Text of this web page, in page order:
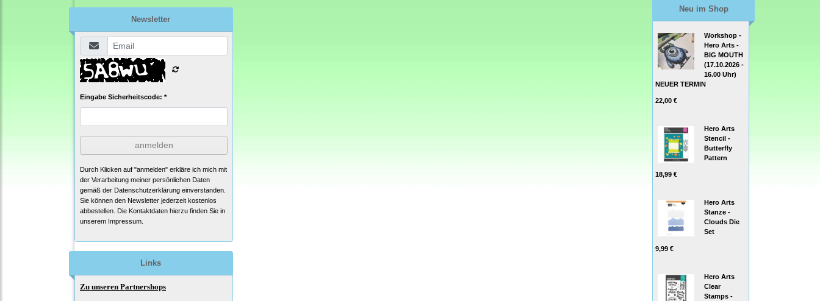
Newsletter
Eingabe Sicherheitscode: *
anmelden
Durch Klicken auf "anmelden" erkläre ich mich mit
der Verarbeitung meiner persönlichen Daten
gemäß der Datenschutzerklärung einverstanden.
Sie können den Newsletter jederzeit kostenlos
abbestellen. Die Kontaktdaten hierzu finden Sie in
unserem Impressum.
Links
Zu unseren Partnershops
Neu im Shop
Workshop -
Hero Arts -
BIG MOUTH
(17.10.2026 -
16.00 Uhr)
NEUER TERMIN
22,00 €
Hero Arts
Stencil -
Butterfly
Pattern
18,99 €
Hero Arts
Stanze -
Clouds Die
Set
9,99 €
Hero Arts
Clear
Stamps -